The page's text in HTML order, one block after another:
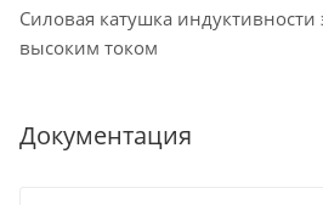
Силовая катушка индуктивности
высоким током
Документация